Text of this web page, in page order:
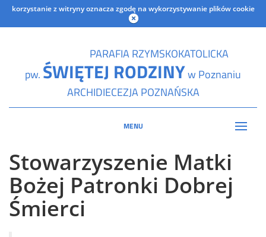
korzystanie z witryny oznacza zgodę na wykorzystywanie plików cookie
PARAFIA RZYMSKOKATOLICKA
pw. ŚWIĘTEJ RODZINYw Poznaniu
ARCHIDIECEZJA POZNAŃSKA
MENU
Stowarzyszenie Matki
Bożej Patronki Dobrej
Śmierci